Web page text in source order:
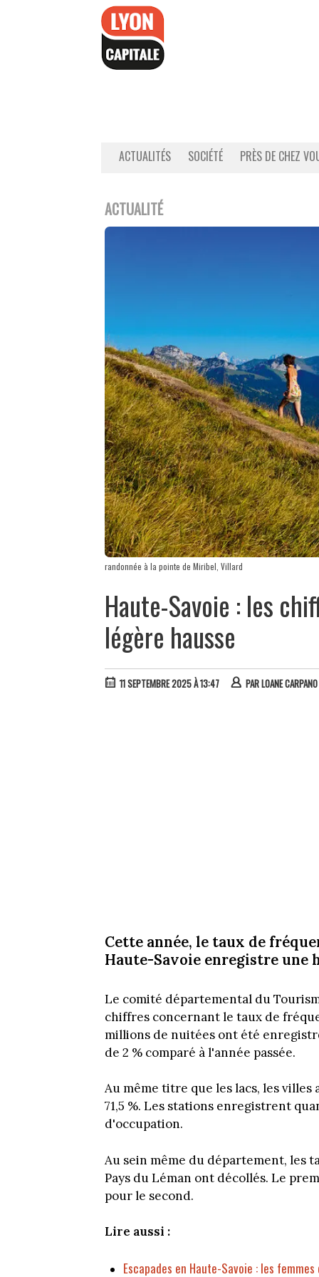
ACTUALITÉS SOCIÉTÉ PRÈS DE CHEZ
ACTUALITÉ
randonnée à la pointe de Miribel, Villard
Haute-Savoie : les
légère hausse
11 SEPTEMBRE 2025 À 13:47 PARLOANE CARPANO
Cette année, le taux de
Haute-Savoie enregistre une
Le comité départemental du
chiffres concernant le taux de
millions de nuitées ont été
de 2 % comparé à l'année passée.
Au même titre que les lacs, les
71,5 %. Les stations enregistrent
d'occupation.
Au sein même du département, les
Pays du Léman ont décollés. Le
pour le second.
Lire aussi :
Escapades en Haute-Savoie : les